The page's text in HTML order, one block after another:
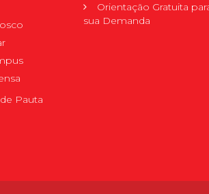
Pauta
Orientação Gratuita
sua Demanda